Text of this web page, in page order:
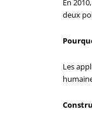
En
deux
Les